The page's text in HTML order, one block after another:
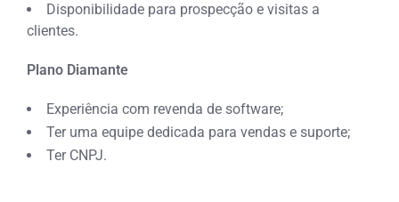
Disponibilidade para prospecção e visitas a
clientes.
Plano Diamante
Experiência com revenda de software;
Ter uma equipe dedicada para vendas e suporte;
Ter CNPJ.